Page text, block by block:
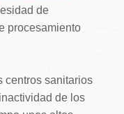
de
procesamiento
centros sanitarios
de los